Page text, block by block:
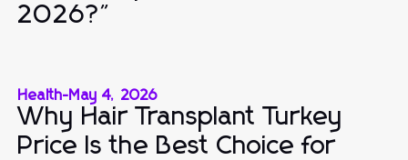
2026?"
Health-May 4, 2026
Why Hair Transplant Turkey
Price Is the Best Choice for